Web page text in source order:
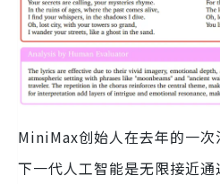
MiniMax创始人在去年的一
下一代人工智能是无限接近